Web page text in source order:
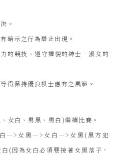
。
暗示之行為舉止出現。
的競技、遵守禮貌的紳士‧淑女的
得保持優良棋士應有之風範。
女白、男黑、男白)繼續比賽。
—>女黑—>女白—>女黑(黑方犯
(因為女白必須要接著女黑落子，